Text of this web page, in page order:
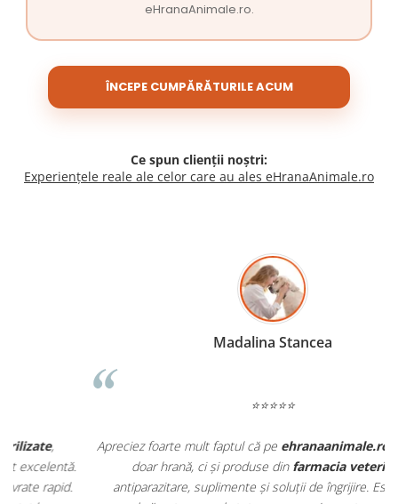
eHranaAnimale.ro.
ÎNCEPE CUMPĂRĂTURILE ACUM
Ce spun clienții noștri:
Experiențele reale ale celor care au ales eHranaAnimale.ro
Madalina Stancea
Apreciez foarte mult faptul că peehranaanimale.rogăsesc nu
doar hrană, ci și produse dinfarmacia veterinară:
antiparazitare, suplimente și soluții de îngrijire. Este foarte